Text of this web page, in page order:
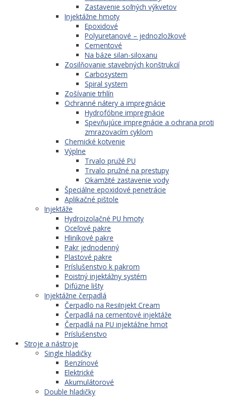
Zastavenie soľných výkvetov
Injektážne hmoty
Epoxidové
Polyuretanové – jednozložkové
Cementové
Na báze silan-siloxanu
Zosilňovanie stavebných konštrukcií
Carbosystem
Spiral system
Zošívanie trhlín
Ochranné nátery a impregnácie
Hydrofóbne impregnácie
Spevňujúce impregnácie a ochrana proti
zmrazovacím cyklom
Chemické kotvenie
Výplne
Trvalo pružé PU
Trvalo pružné na prestupy
Okamžité zastavenie vody
Špeciálne epoxidové penetrácie
Aplikačné pištole
Injektáže
Hydroizolačné PU hmoty
Oceľové pakre
Hliníkové pakre
Pakr jednodenný
Plastové pakre
Príslušenstvo k pakrom
Poistný injektážny systém
Difúzne lišty
Injektážne čerpadlá
Čerpadlo na ResiInjekt Cream
Čerpadlá na cementové injektáže
Čerpadlá na PU injektážne hmot
Príslušenstvo
Stroje a nástroje
Single hladičky
Benzínové
Elektrické
Akumulátorové
Double hladičky